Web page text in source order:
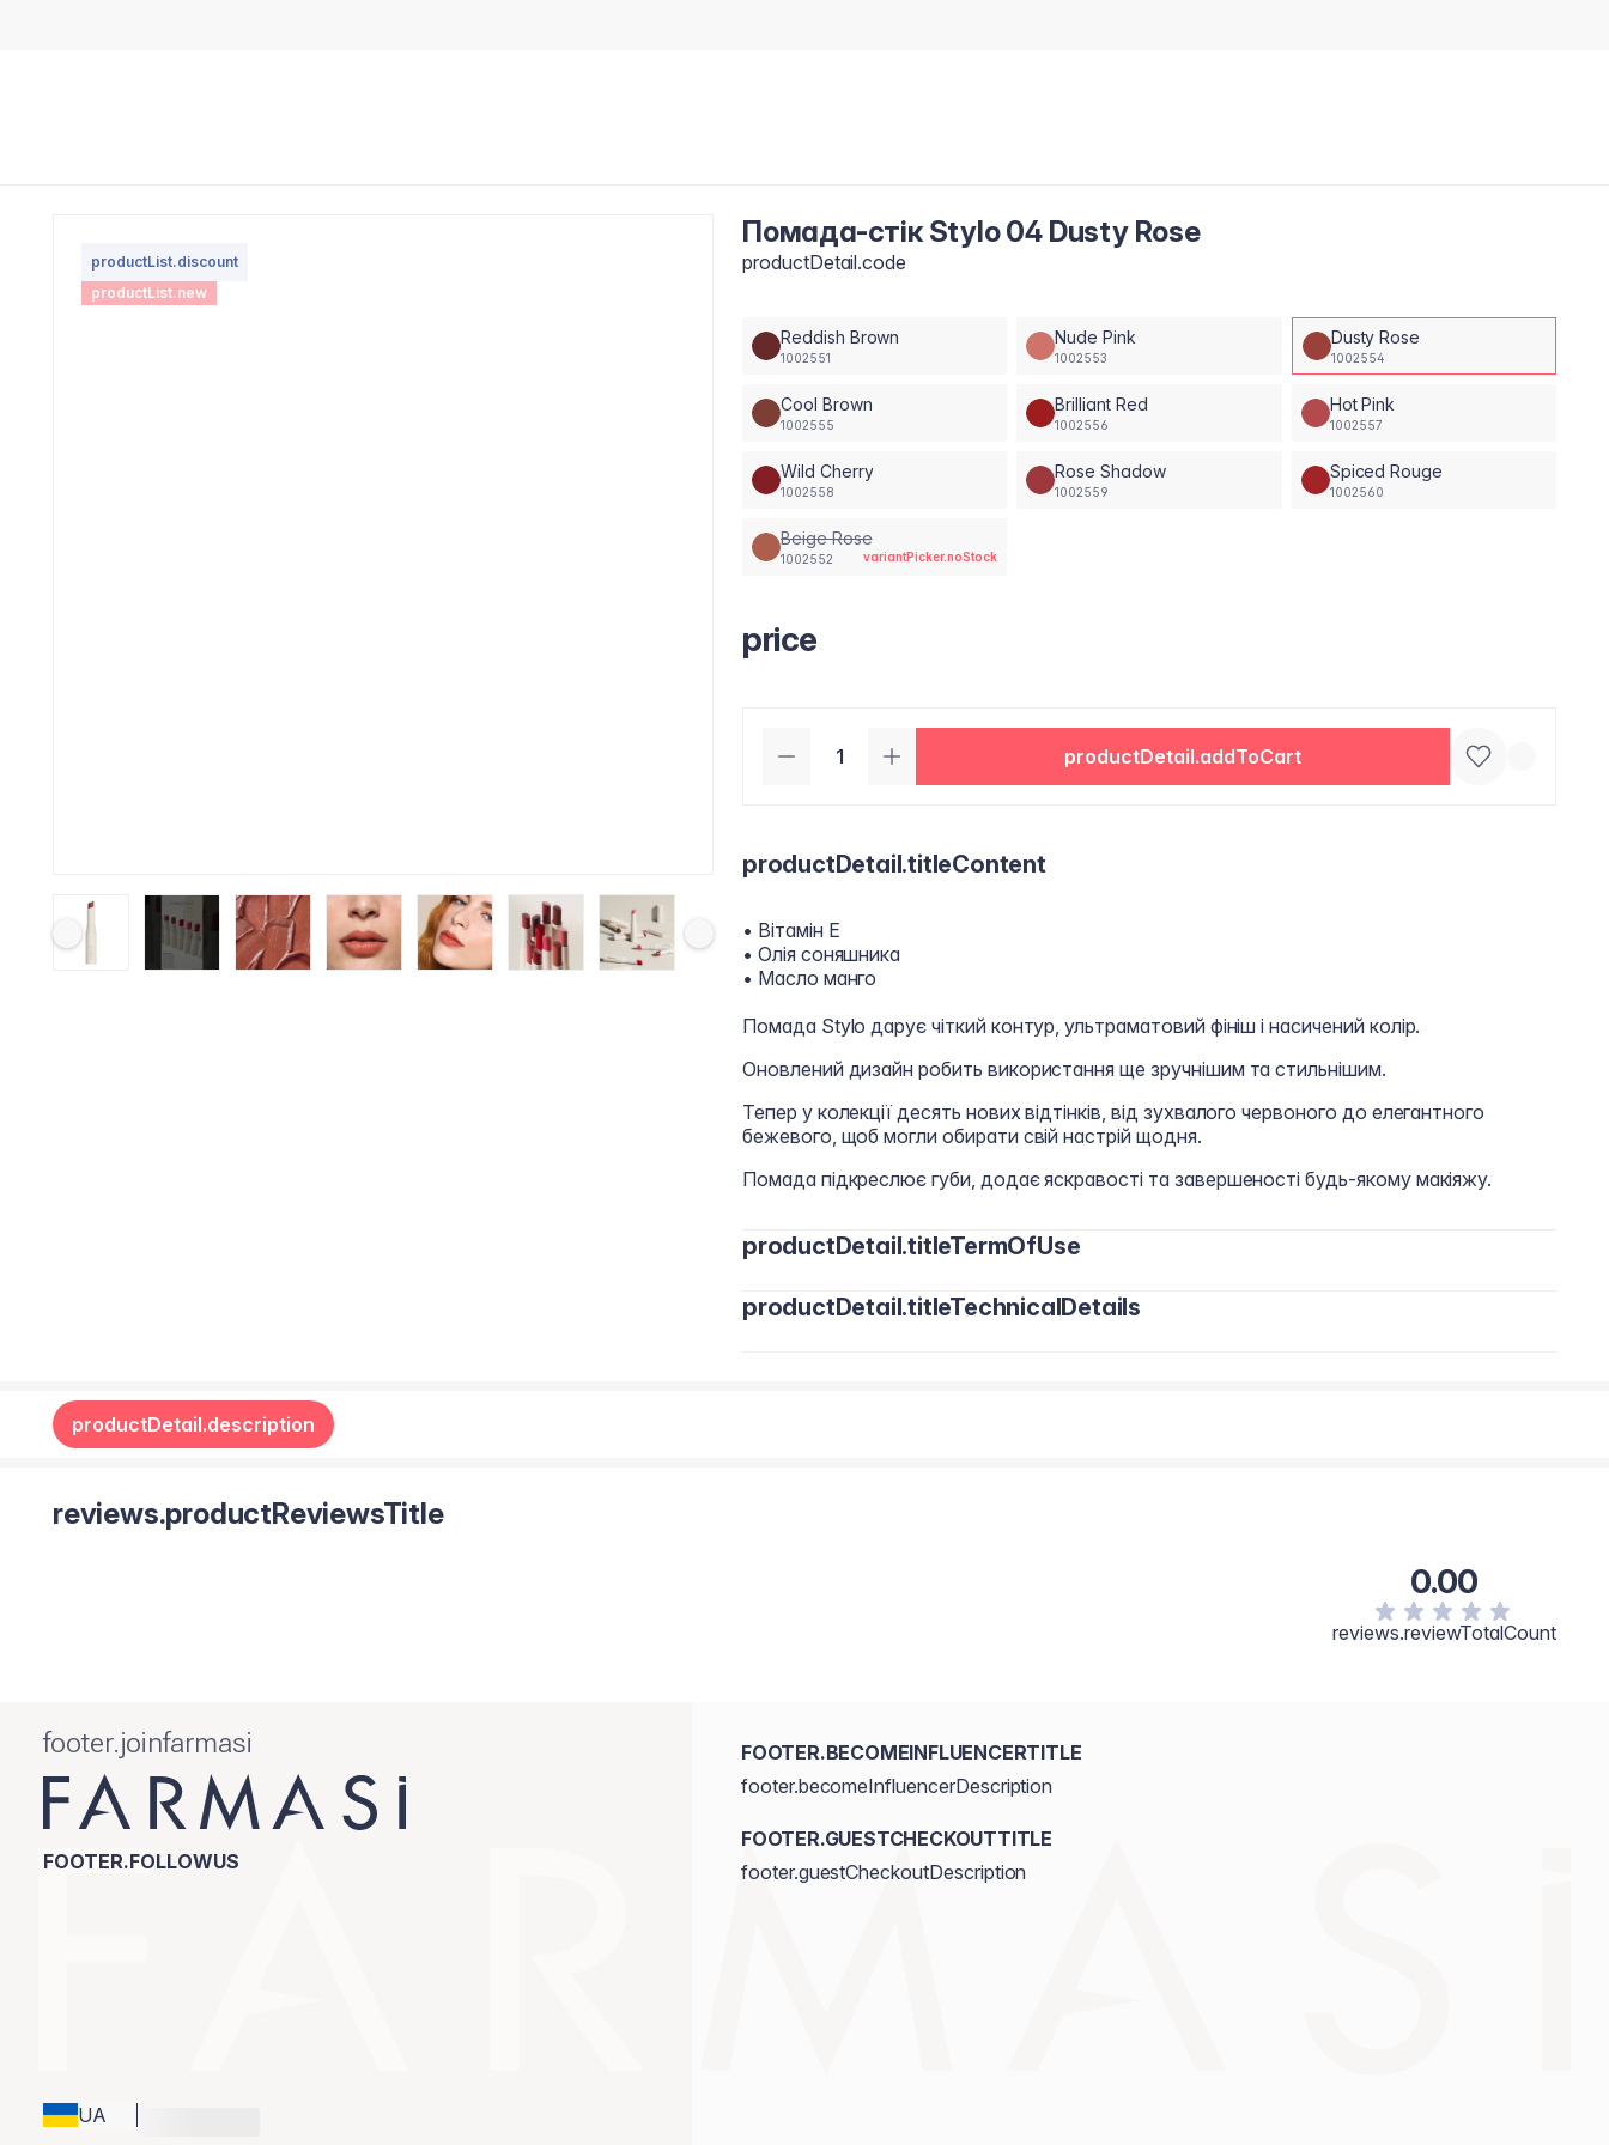
productList.discount
productList.new
Помада-стік Stylo 04 Dusty Rose
productDetail.code
Reddish Brown
1002551
Nude Pink
1002553
Dusty Rose
1002554
Cool Brown
1002555
Brilliant Red
1002556
Hot Pink
1002557
Wild Cherry
1002558
Rose Shadow
1002559
Spiced Rouge
1002560
Beige Rose
1002552 variantPicker.noStock
price
productDetail.addToCart
productDetail.titleContent
• Вітамін Е
• Олія соняшника
• Масло манго
Помада Stylo дарує чіткий контур, ультраматовий фініш і насичений колір.
Оновлений дизайн робить використання ще зручнішим та стильнішим.
Тепер у колекції десять нових відтінків, від зухвалого червоного до елегантного
бежевого, щоб могли обирати свій настрій щодня.
Помада підкреслює губи, додає яскравості та завершеності будь-якому макіяжу.
productDetail.titleTermOfUse
productDetail.titleTechnicalDetails
productDetail.description
reviews.productReviewsTitle
0.00
reviews.reviewTotalCount
footer.joinfarmasi
FOOTER.FOLLOWUS
UA
FOOTER.BECOMEINFLUENCERTITLE
footer.becomeInfluencerDescription
FOOTER.GUESTCHECKOUTTITLE
footer.guestCheckoutDescription